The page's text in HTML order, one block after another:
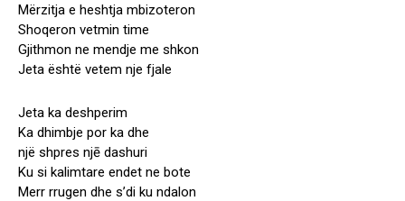
Mërzitja e heshtja mbizoteron
Shoqeron vetmin time
Gjithmon ne mendje me shkon
Jeta është vetem nje fjale
Jeta ka deshperim
Ka dhimbje por ka dhe
një shpres njē dashuri
Ku si kalimtare endet ne bote
Merr rrugen dhe s’di ku ndalon